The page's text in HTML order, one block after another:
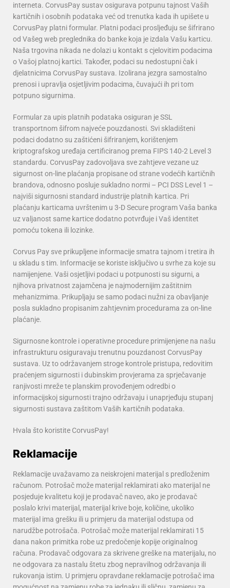
interneta. CorvusPay sustav osigurava potpunu tajnost Vaših
kartičnih i osobnih podataka već od trenutka kada ih upišete u
CorvusPay platni formular. Platni podaci prosljeđuju se šifrirano
od Vašeg web preglednika do banke koja je izdala Vašu karticu.
Naša trgovina nikada ne dolazi u kontakt s cjelovitim podacima
o Vašoj platnoj kartici. Također, podaci su nedostupni čak i
djelatnicima CorvusPay sustava. Izolirana jezgra samostalno
prenosi i upravlja osjetljivim podacima, čuvajući ih pri tom
potpuno sigurnima.
Formular za upis platnih podataka osiguran je SSL
transportnom šifrom najveće pouzdanosti. Svi skladišteni
podaci dodatno su zaštićeni šifriranjem, korištenjem
kriptografskog uređaja certificiranog prema FIPS 140-2 Level 3
standardu. CorvusPay zadovoljava sve zahtjeve vezane uz
sigurnost on-line plaćanja propisane od strane vodećih kartičnih
brandova, odnosno posluje sukladno normi – PCI DSS Level 1 –
najviši sigurnosni standard industrije platnih kartica. Pri
plaćanju karticama uvrštenim u 3-D Secure program Vaša banka
uz valjanost same kartice dodatno potvrđuje i Vaš identitet
pomoću tokena ili lozinke.
Corvus Pay sve prikupljene informacije smatra tajnom i tretira ih
u skladu s tim. Informacije se koriste isključivo u svrhe za koje su
namijenjene. Vaši osjetljivi podaci u potpunosti su sigurni, a
njihova privatnost zajamčena je najmodernijim zaštitnim
mehanizmima. Prikupljaju se samo podaci nužni za obavljanje
posla sukladno propisanim zahtjevnim procedurama za on-line
plaćanje.
Sigurnosne kontrole i operativne procedure primijenjene na našu
infrastrukturu osiguravaju trenutnu pouzdanost CorvusPay
sustava. Uz to održavanjem stroge kontrole pristupa, redovitim
praćenjem sigurnosti i dubinskim provjerama za sprječavanje
ranjivosti mreže te planskim provođenjem odredbi o
informacijskoj sigurnosti trajno održavaju i unaprjeđuju stupanj
sigurnosti sustava zaštitom Vaših kartičnih podataka.
Hvala što koristite CorvusPay!
Reklamacije
Reklamacije uvažavamo za neiskrojeni materijal s predloženim
računom. Potrošač može materijal reklamirati ako materijal ne
posjeduje kvalitetu koji je prodavač naveo, ako je prodavač
poslalo krivi materijal, materijal krive boje, količine, ukoliko
materijal ima grešku ili u primjeru da materijal odstupa od
narudžbe potrošača. Potrošač može materijal reklamirati 15
dana nakon primitka robe uz predočenje kopije originalnog
računa. Prodavač odgovara za skrivene greške na materijalu, no
ne odgovara za nastalu štetu zbog nepravilnog održavanja ili
rukovanja istim. U primjeru opravdane reklamacije potrošač ima